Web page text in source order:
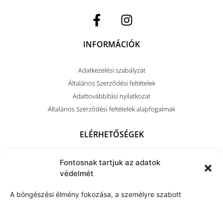
Fontosnak tartjuk az adatok
védelmét
A böngészési élmény fokozása, a személyre szabott
INFORMÁCIÓK
Adatkezelési szabályzat
Általános Szerződési feltételek
Adattovábbítási nyilatkozat
Általános Szerződési feltételek alapfogalmak
ELÉRHETŐSÉGEK
+36 (70) 703 4212
kapocsart@kapocsarthome.com